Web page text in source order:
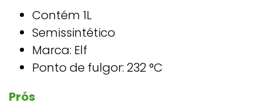
Contém 1L
Semissintético
Marca: ‎Elf
Ponto de fulgor: 232 °C
Prós